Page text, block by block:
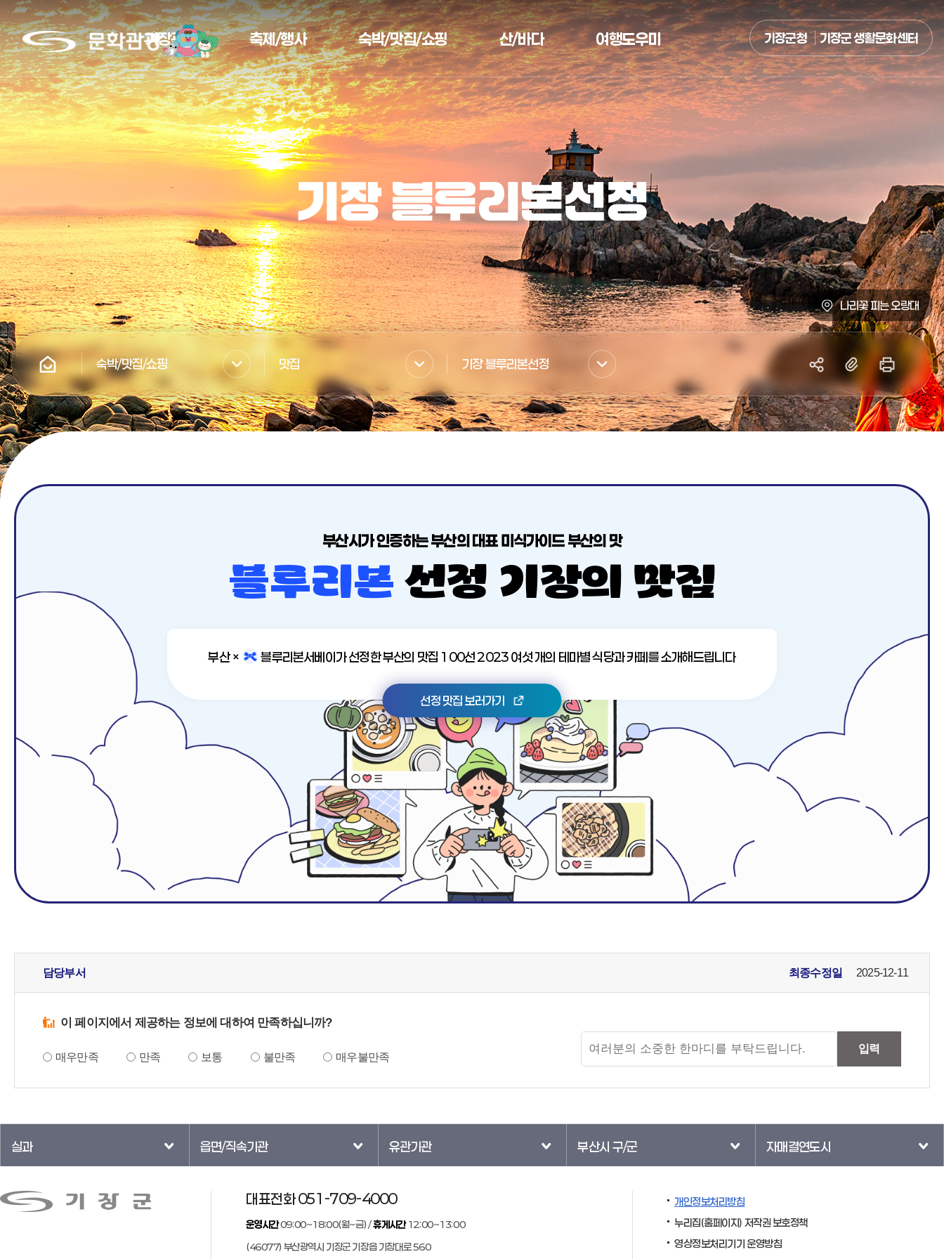
문
화
관
광
기장관광 축제/행사 숙박/맛집/쇼핑 산/바다 여행도우미 기장군청 기장군 생활문화센터
기장 블루리본선정
나리꽃 피는 오랑대
숙박/맛집/쇼핑 맛집 기장 블루리본선정
공
기
복
프
하
기
부산시가 인증하는 부산의 대표 미식가이드 부산의 맛
블루리본 선정 기장의 맛집
부산 × 블루리본서베이가 선정한 부산의 맛집 100선 2023 여섯 개의 테마별 식당과 카페를 소개해드립니다
선정 맛집 보러가기
담당부서 최종수정일 2025-12-11
이 페이지에서 제공하는 정보에 대하여 만족하십니까?
매우만족 만족 보통 불만족 매우불만족
의견입력
입력
실과 읍면/직속기관 유관기관 부산시 구/군 자매결연도시
대표전화 051-709-4000
운영시간09:00~18:00(월~금) /휴게시간12:00~13:00
(46077) 부산광역시 기장군 기장읍 기장대로 560
개인정보처리방침
누리집(홈페이지) 저작권 보호정책
영상정보처리기기 운영방침